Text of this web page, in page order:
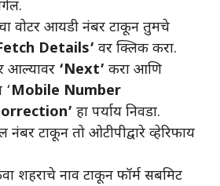
वोटर आयडी नंबर टाकून तुमचे
Details’ वर क्लिक करा.
आल्यावर ‘Next’ करा आणि
Mobile Number
हा पर्याय निवडा.
नंबर टाकून तो ओटीपीद्वारे व्हेरिफाय
शहराचे नाव टाकून फॉर्म सबमिट